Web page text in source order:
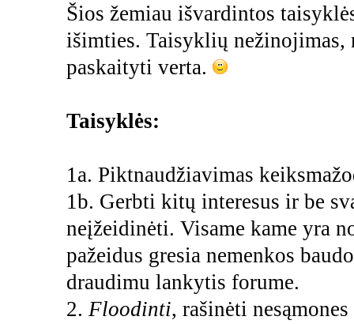
Šios žemiau išvardintos
išimties. Taisyklių nežinojimas,
paskaityti verta.
Taisyklės:
1a. Piktnaudžiavimas
1b. Gerbti kitų interesus ir be
neįžeidinėti. Visame kame yra
pažeidus gresia nemenkos
draudimu lankytis forume.
2. Floodinti, rašinėti